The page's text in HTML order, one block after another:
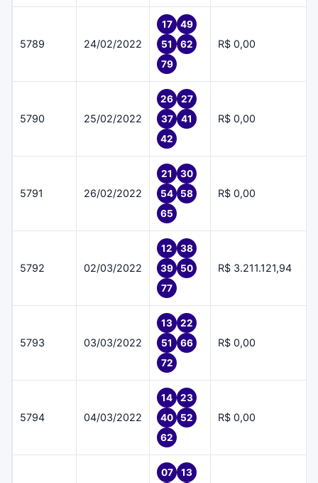
5789 24/02/2022
17
49
51
62
79
R$ 0,00
5790 25/02/2022
26
27
37
41
42
R$ 0,00
5791 26/02/2022
21
30
54
58
65
R$ 0,00
5792 02/03/2022
12
38
39
50
77
R$ 3.211.121,94
5793 03/03/2022
13
22
51
66
72
R$ 0,00
5794 04/03/2022
14
23
40
52
62
R$ 0,00
07
13